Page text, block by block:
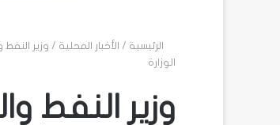
الرئيسية / الأخبار المحلية / وزير
الوزارة
وزير النفط